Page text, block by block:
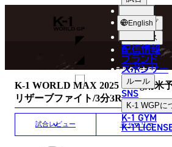
K-
WGP
English
ショップ
ニュース
配信情報
ブランド
スポンサー
ルール
SNS
K-1 WGPに
K-1 GYM
K-1
MATCH
試合結果
K-1 WORLD MAX 2025 -70kg南米
リザーブファイト/3分3R
試合レビュー ギャラリー